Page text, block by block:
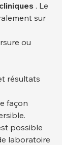
. Le
sur
ou
résultats
façon
possible
laboratoire